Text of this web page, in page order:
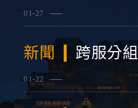
01-27
查看詳情
新聞 跨服分
01-22
查看詳情